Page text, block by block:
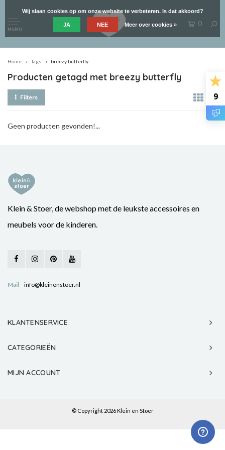
9
MENU
0
Home Tags breezy butterfly
Producten getagd met breezy butterfly
Filters
Geen producten gevonden!...
Klein & Stoer, de webshop met de leukste accessoires en
meubels voor de kinderen.
Mail info@kleinenstoer.nl
KLANTENSERVICE
CATEGORIEËN
MIJN ACCOUNT
© Copyright 2026 Klein en Stoer
Wij slaan cookies op om onze website te verbeteren. Is dat akkoord?
JA NEE Meer over cookies »